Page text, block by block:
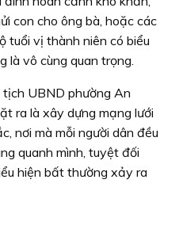
con cho ông bà, hoặc các
tuổi vị thành niên có biểu
là vô cùng quan trọng.
UBND phường An
ra là xây dựng mạng lưới
nơi mà mỗi người dân đều
quanh mình, tuyệt đối
hiện bất thường xảy ra